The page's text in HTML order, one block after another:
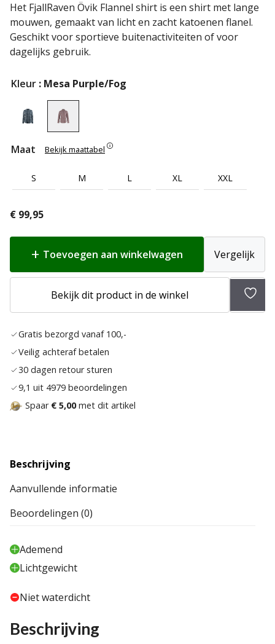
Het FjallRaven Övik Flannel shirt is een shirt met lange
mouwen, gemaakt van licht en zacht katoenen flanel.
Geschikt voor sportieve buitenactiviteiten of voor
dagelijks gebruik.
Kleur : Mesa Purple/Fog
Maat Bekijk maattabel
S M L XL XXL
€ 99,95
Toevoegen aan winkelwagen Vergelijk
Bekijk dit product in de winkel
Gratis bezorgd vanaf 100,-
Veilig achteraf betalen
30 dagen retour sturen
9,1 uit 4979 beoordelingen
Spaar € 5,00met dit artikel
Beschrijving
Aanvullende informatie
Beoordelingen (0)
Ademend
Lichtgewicht
Niet waterdicht
Beschrijving